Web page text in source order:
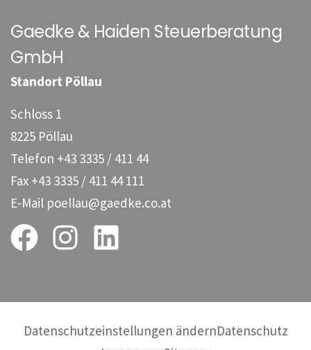
Gaedke & Haiden Steuerberatung
GmbH
Standort Pöllau
Schloss 1
8225 Pöllau
Telefon +43 3335 / 411 44
Fax +43 3335 / 411 44 111
E-Mail poellau@gaedke.co.at
Datenschutzeinstellungen ändernDatenschutz